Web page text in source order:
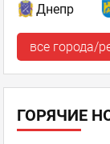
Днепр
все города/
ГОРЯЧИЕ